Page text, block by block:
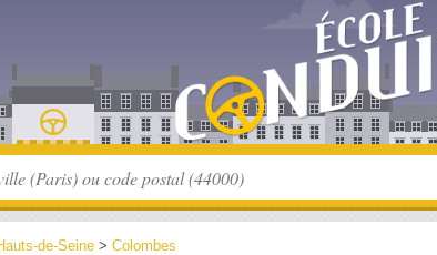
de-Seine > Colombes